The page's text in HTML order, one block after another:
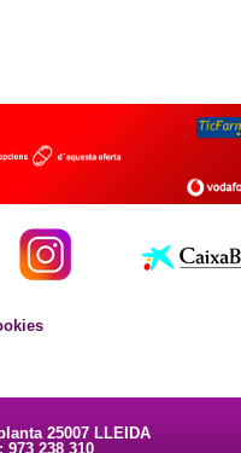
25007 LLEIDA
973 238 310